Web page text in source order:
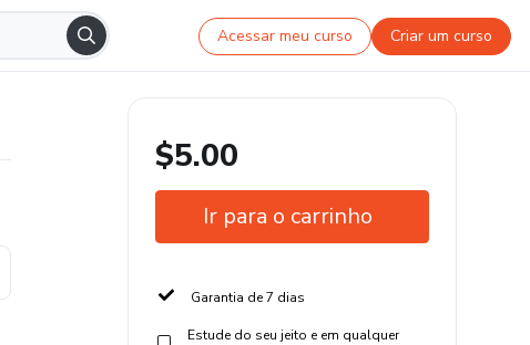
Acessar meu curso Criar um curso
$5.00
Ir para o carrinho
Garantia de 7 dias
Estude do seu jeito e em qualquer